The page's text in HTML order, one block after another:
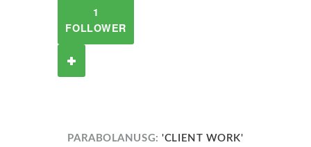
1
FOLLOWER
PARABOLANUSG:'CLIENT WORK'